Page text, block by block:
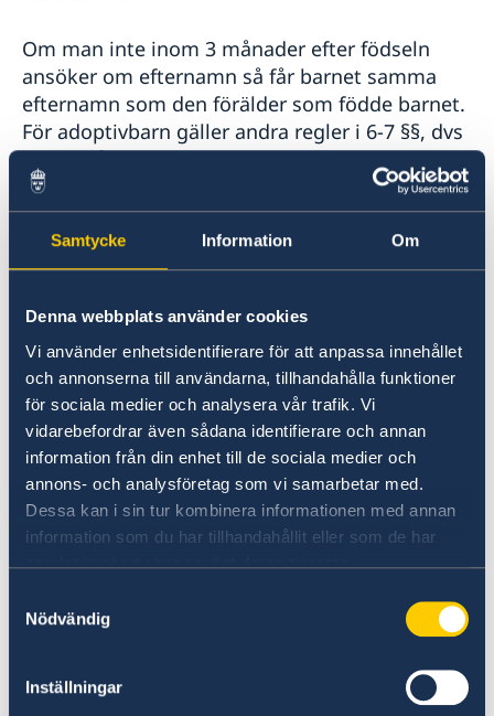
Samtycke Information Om
Denna webbplats använder cookies
Vi använder enhetsidentifierare för att anpassa innehållet
och annonserna till användarna, tillhandahålla funktioner
för sociala medier och analysera vår trafik. Vi
vidarebefordrar även sådana identifierare och annan
information från din enhet till de sociala medier och
annons- och analysföretag som vi samarbetar med.
Dessa kan i sin tur kombinera informationen med annan
information som du har tillhandahållit eller som de har
samlat in när du har använt deras tjänster.
Nödvändig
Inställningar
Om man inte inom 3 månader efter födseln
ansöker om efternamn så får barnet samma
efternamn som den förälder som födde barnet.
För adoptivbarn gäller andra regler i 6-7 §§, dvs
barnet får den äldre av adoptivföräldrarnas
efternamn.
Den som vill byta förnamn eller efternamn kan
göra det genom ansökan hos Skatteverket. Mer
information om personnamnlagen och
blanketter finns på
www.skatteverket.se/namn
.
Ansökan om byte av efternamn till ett namn
med anknytning till en förälder är avgiftsfri.
Ansökan om sådant byte av efternamn görs på
blanketten SKV 7502 Efternamn Byte- ansökan.
Ansökan om byta av förnamn, t.ex. för ett
adoptivbarn, är avgiftsbelagt med SEK 250.
Avgiften betalas till bankgiro 5194-7273.
blanketten SKV 7500 Förnamnsändring –
ansökan.